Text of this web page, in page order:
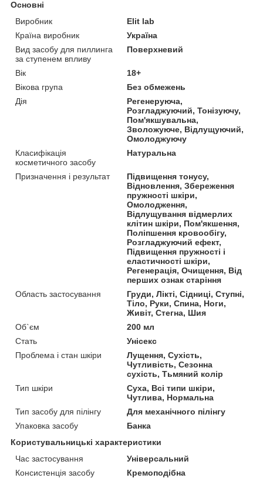
Основні
Виробник
Elit lab
Країна виробник
Україна
Вид засобу для пиллинга
за ступенем впливу
Поверхневий
Вік
18+
Вікова група
Без обмежень
Дія
Регенеруюча,
Розгладжуючий, Тонізуючу,
Пом'якшувальна,
Зволожуюче, Відлущуючий,
Омолоджуючу
Класифікація
косметичного засобу
Натуральна
Призначення і результат
Підвищення тонусу,
Відновлення, Збереження
пружності шкіри,
Омолодження,
Відлущування відмерлих
клітин шкіри, Пом'якшення,
Поліпшення кровообігу,
Розгладжуючий ефект,
Підвищення пружності і
еластичності шкіри,
Регенерація, Очищення, Від
перших ознак старіння
Область застосування
Груди, Лікті, Сідниці, Ступні,
Тіло, Руки, Спина, Ноги,
Живіт, Стегна, Шия
Об`єм
200 мл
Стать
Унісекс
Проблема і стан шкіри
Лущення, Сухість,
Чутливість, Сезонна
сухість, Тьмяний колір
Тип шкіри
Суха, Всі типи шкіри,
Чутлива, Нормальна
Тип засобу для пілінгу
Для механічного пілінгу
Упаковка засобу
Банка
Користувальницькі характеристики
Час застосування
Універсальний
Консистенція засобу
Кремоподібна